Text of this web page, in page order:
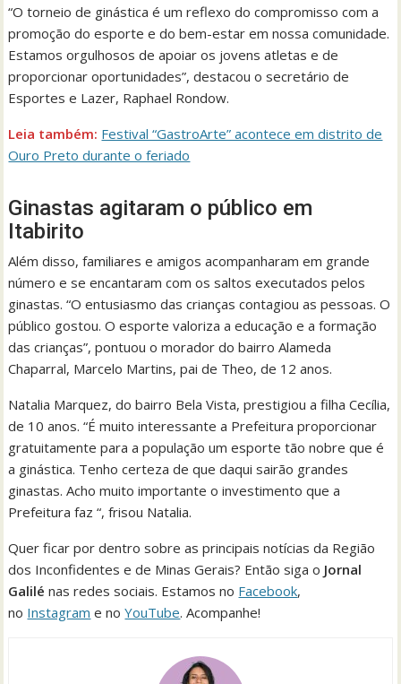
“O torneio de ginástica é um reflexo do compromisso com a
promoção do esporte e do bem-estar em nossa comunidade.
Estamos orgulhosos de apoiar os jovens atletas e de
proporcionar oportunidades”, destacou o secretário de
Esportes e Lazer, Raphael Rondow.
Leia também: Festival “GastroArte” acontece em distrito de
Ouro Preto durante o feriado
Ginastas agitaram o público em
Itabirito
Além disso, familiares e amigos acompanharam em grande
número e se encantaram com os saltos executados pelos
ginastas. “O entusiasmo das crianças contagiou as pessoas. O
público gostou. O esporte valoriza a educação e a formação
das crianças”, pontuou o morador do bairro Alameda
Chaparral, Marcelo Martins, pai de Theo, de 12 anos.
Natalia Marquez, do bairro Bela Vista, prestigiou a filha Cecília,
de 10 anos. “É muito interessante a Prefeitura proporcionar
gratuitamente para a população um esporte tão nobre que é
a ginástica. Tenho certeza de que daqui sairão grandes
ginastas. Acho muito importante o investimento que a
Prefeitura faz “, frisou Natalia.
Quer ficar por dentro sobre as principais notícias da Região
dos Inconfidentes e de Minas Gerais? Então siga o Jornal
Galilé nas redes sociais. Estamos no Facebook,
no Instagram e noYouTube. Acompanhe!